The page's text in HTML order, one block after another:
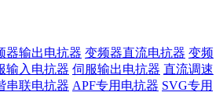
器输出电抗器 变频器直流电抗器 变频
输入电抗器 伺服输出电抗器 直流调速
串联电抗器 APF专用电抗器 SVG专用